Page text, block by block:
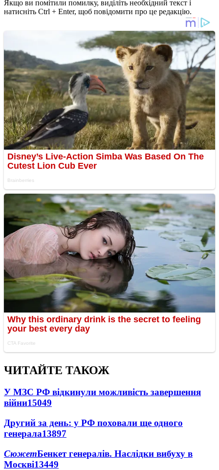
Якщо ви помітили помилку, виділіть необхідний текст і
натисніть Ctrl + Enter, щоб повідомити про це редакцію.
ЧИТАЙТЕ ТАКОЖ
У МЗС РФ відкинули можливість завершення
війни15049
Другий за день: у РФ поховали ще одного
генерала13897
СюжетБенкет генералів. Наслідки вибуху в
Москві13449